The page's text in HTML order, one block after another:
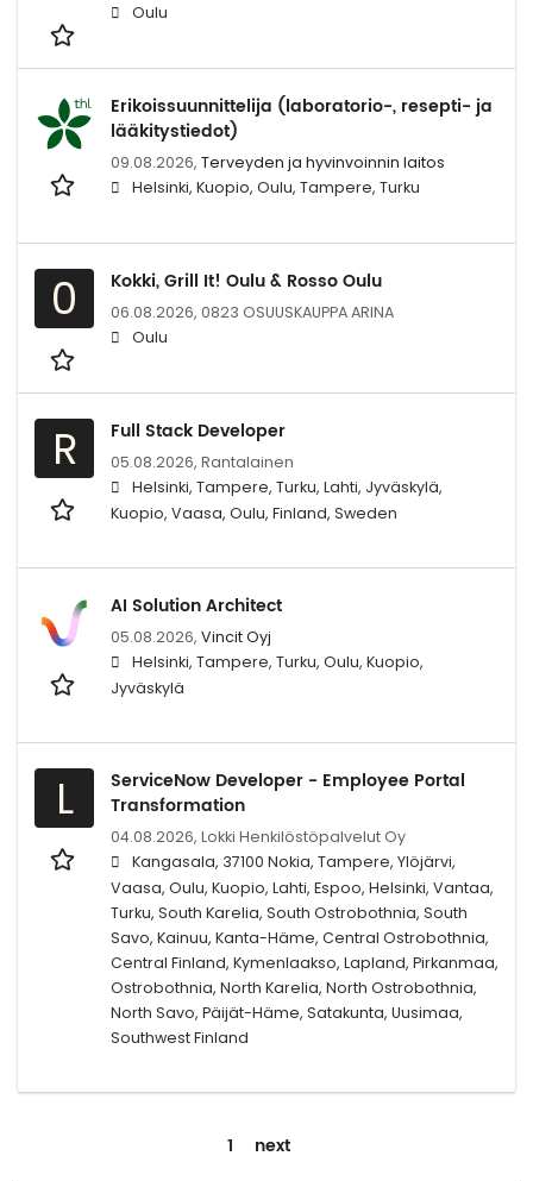
Oulu
Erikoissuunnittelija (laboratorio-, resepti- ja
lääkitystiedot)
09.08.2026, Terveyden ja hyvinvoinnin laitos
Helsinki, Kuopio, Oulu, Tampere, Turku
0 Kokki, Grill It! Oulu & Rosso Oulu
06.08.2026, 0823 OSUUSKAUPPA ARINA
Oulu
R Full Stack Developer
05.08.2026, Rantalainen
Helsinki, Tampere, Turku, Lahti, Jyväskylä,
Kuopio, Vaasa, Oulu, Finland, Sweden
AI Solution Architect
05.08.2026, Vincit Oyj
Helsinki, Tampere, Turku, Oulu, Kuopio,
Jyväskylä
L
ServiceNow Developer - Employee Portal
Transformation
04.08.2026, Lokki Henkilöstöpalvelut Oy
Kangasala, 37100 Nokia, Tampere, Ylöjärvi,
Vaasa, Oulu, Kuopio, Lahti, Espoo, Helsinki, Vantaa,
Turku, South Karelia, South Ostrobothnia, South
Savo, Kainuu, Kanta-Häme, Central Ostrobothnia,
Central Finland, Kymenlaakso, Lapland, Pirkanmaa,
Ostrobothnia, North Karelia, North Ostrobothnia,
North Savo, Päijät-Häme, Satakunta, Uusimaa,
Southwest Finland
1 next